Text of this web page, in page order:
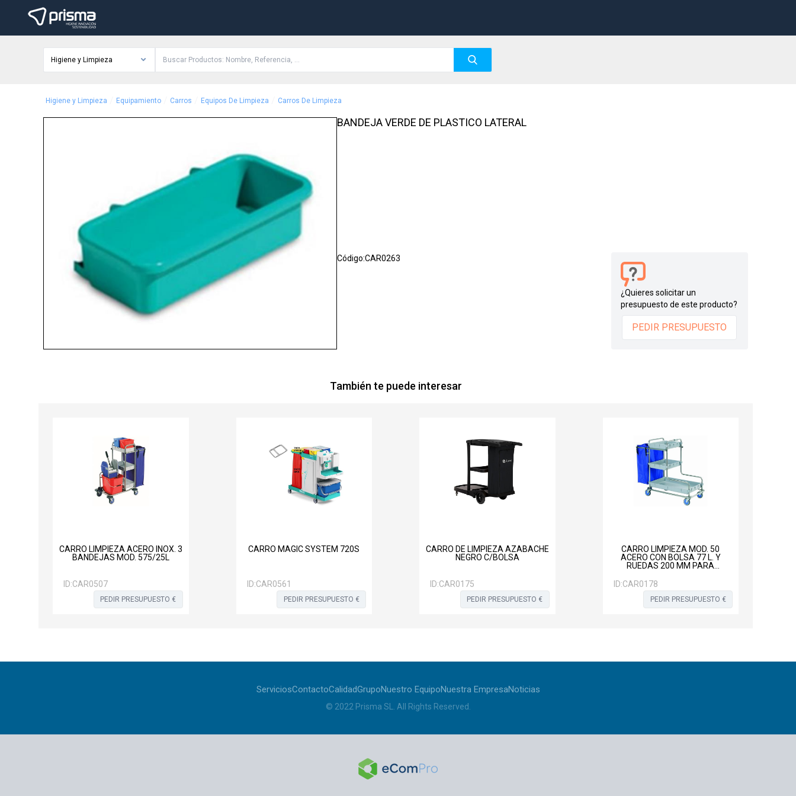
Higiene y Limpieza
Higiene y Limpieza Equipamiento Carros Equipos De Limpieza Carros De Limpieza
BANDEJA VERDE DE PLASTICO LATERAL
Código:CAR0263
¿Quieres solicitar un
presupuesto de este producto?
PEDIR PRESUPUESTO
También te puede interesar
CARRO LIMPIEZA ACERO INOX. 3
BANDEJAS MOD. 575/25L
ID:CAR0507
PEDIR PRESUPUESTO €
CARRO MAGIC SYSTEM 720S
ID:CAR0561
PEDIR PRESUPUESTO €
CARRO DE LIMPIEZA AZABACHE
NEGRO C/BOLSA
ID:CAR0175
PEDIR PRESUPUESTO €
CARRO LIMPIEZA MOD. 50
ACERO CON BOLSA 77 L. Y
RUEDAS 200 MM PARA
ID:CAR0178
PEDIR PRESUPUESTO €
ServiciosContactoCalidadGrupoNuestro EquipoNuestra EmpresaNoticias
© 2022 Prisma SL All Rights Reserved